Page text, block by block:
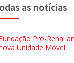
as notícias
Fundação Pró-Renal
Unidade Móvel